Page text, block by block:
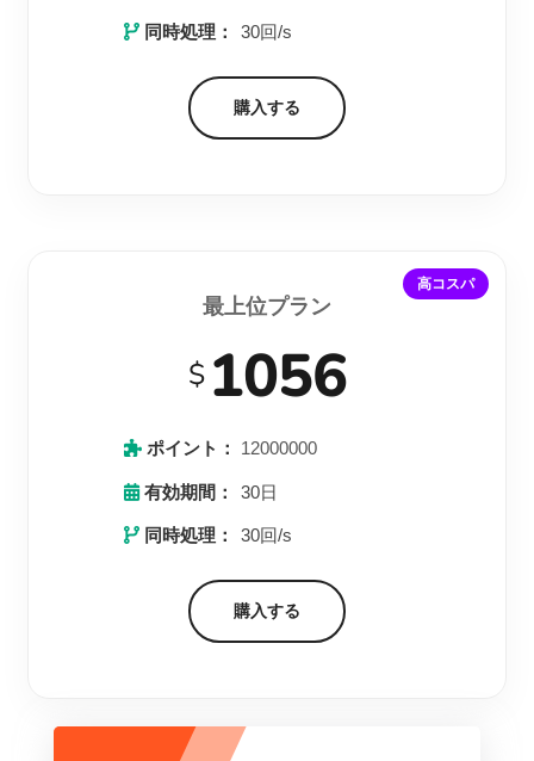
同時処理： 30回/s
購入する
高コスパ
最上位プラン
$ 1056
ポイント： 12000000
有効期間： 30日
同時処理： 30回/s
購入する